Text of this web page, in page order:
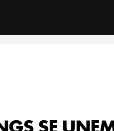
ONGs se unem para